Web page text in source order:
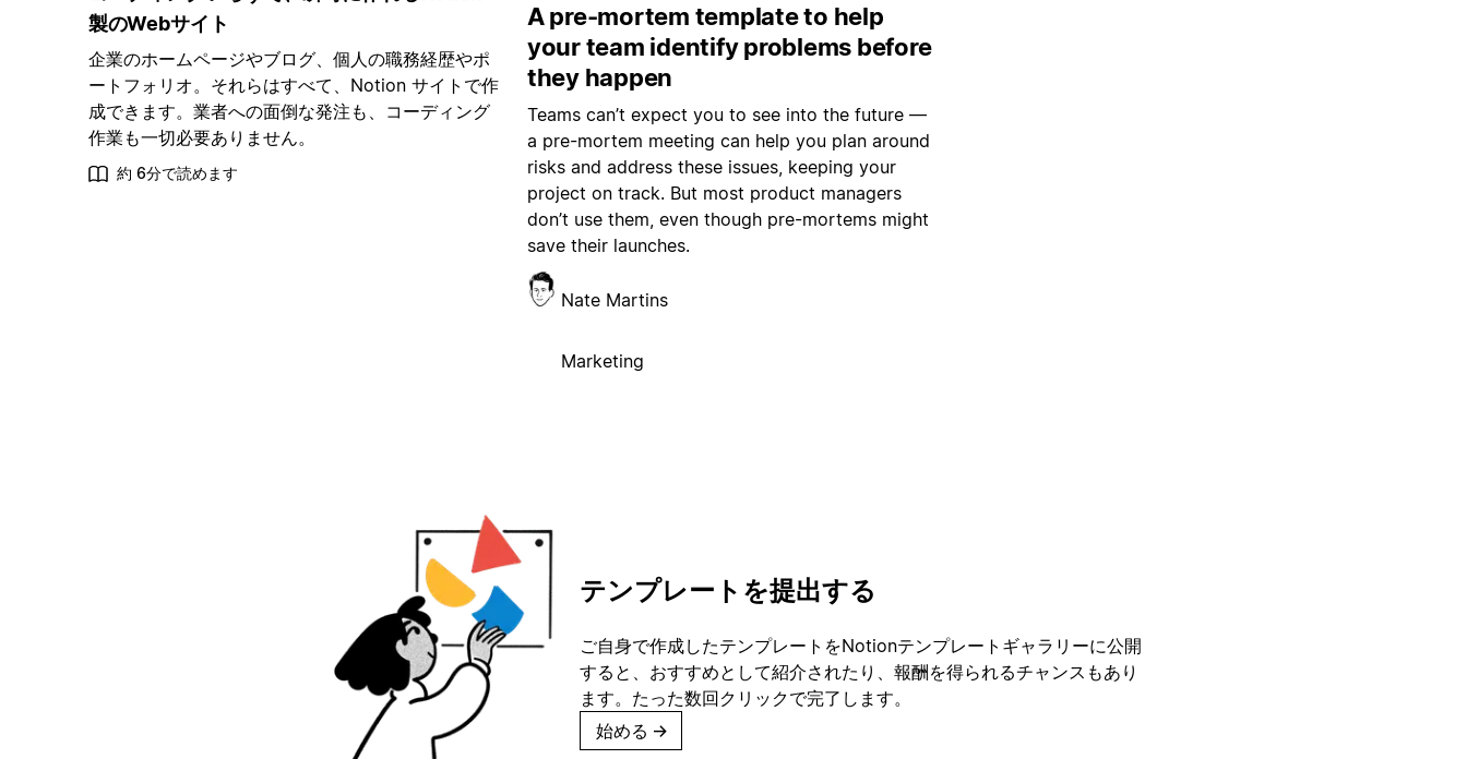
製のWebサイト
企業のホームページやブログ、個人の職務経歴やポ
ートフォリオ。それらはすべて、Notion サイトで作
成できます。業者への面倒な発注も、コーディング
作業も一切必要ありません。
約 6分で読めます
A pre-mortem template to help
your team identify problems before
they happen
Teams can’t expect you to see into the future —
a pre-mortem meeting can help you plan around
risks and address these issues, keeping your
project on track. But most product managers
don’t use them, even though pre-mortems might
save their launches.
Nate Martins
Marketing
テンプレートを提出する
ご自身で作成したテンプレートをNotionテンプレートギャラリーに公開
すると、おすすめとして紹介されたり、報酬を得られるチャンスもあり
ます。たった数回クリックで完了します。
始める →